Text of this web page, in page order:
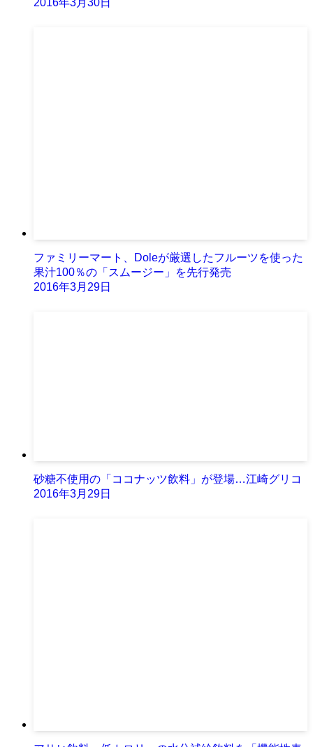
ファミリーマート、Doleが厳選したフルーツを使った
果汁100％の「スムージー」を先行発売
2016年3月29日
砂糖不使用の「ココナッツ飲料」が登場…江崎グリコ
2016年3月29日